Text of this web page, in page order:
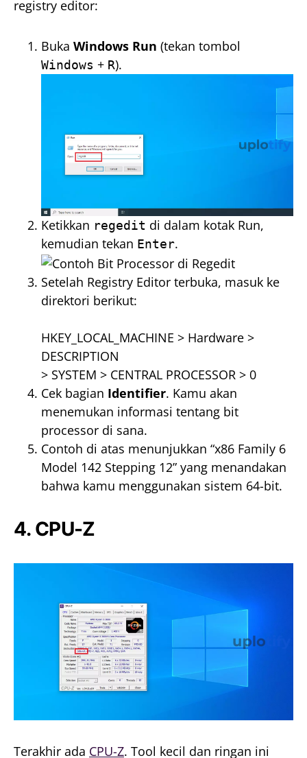
registry editor:
Buka Windows Run (tekan tombol
Windows + R).
Ketikkan regedit di dalam kotak Run,
kemudian tekan Enter.
Setelah Registry Editor terbuka, masuk ke
direktori berikut:
HKEY_LOCAL_MACHINE > Hardware >
DESCRIPTION
> SYSTEM > CENTRAL PROCESSOR > 0
Cek bagian Identifier. Kamu akan
menemukan informasi tentang bit
processor di sana.
Contoh di atas menunjukkan “x86 Family 6
Model 142 Stepping 12” yang menandakan
bahwa kamu menggunakan sistem 64-bit.
4. CPU-Z
Terakhir ada CPU-Z. Tool kecil dan ringan ini